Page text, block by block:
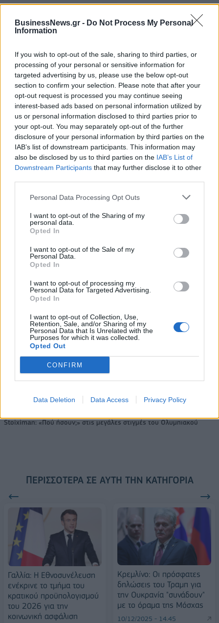
BusinessNews.gr - Do Not Process My Personal
Information
If you wish to opt-out of the sale, sharing to third parties, or
processing of your personal or sensitive information for
targeted advertising by us, please use the below opt-out
section to confirm your selection. Please note that after your
opt-out request is processed you may continue seeing
interest-based ads based on personal information utilized by
us or personal information disclosed to third parties prior to
your opt-out. You may separately opt-out of the further
disclosure of your personal information by third parties on the
IAB’s list of downstream participants. This information may
also be disclosed by us to third parties on the IAB’s List of
Downstream Participants that may further disclose it to other
Personal Data Processing Opt Outs
I want to opt-out of the Sharing of my
personal data.
Opted In
I want to opt-out of the Sale of my
Personal Data.
Opted In
I want to opt-out of processing my
Personal Data for Targeted Advertising.
Opted In
I want to opt-out of Collection, Use,
Retention, Sale, and/or Sharing of my
Personal Data that Is Unrelated with the
Purposes for which it was collected.
Opted Out
CONFIRM
Data Deletion Data Access Privacy Policy
Νέο Audi A2 e-tron με στόχο
την κορυφή της
Η Chery επενδύει 75 εκατ.
δολάρια στην KG Mobility
Το FIAT 500 Hybrid τώρα από 18.990 ευρώ
Θανάσης Σπανούλης: "Θα είμαι
χαρούμενος με ένα μετάλλιο"
Στους Ντένβερ Νάγκετς ο Λόνι
HELLENiQ ENERGY: Κέρδη 393 εκατ. ευρώ στο α' εξάμηνο – Στα 734
εκατ. ευρώ τα EBITDA
Viohalco: Αυξημένος κατά 14%
ο τζίρος στο α' εξάμηνο, στα 4,3
δισ. ευρώ – Στα 446 εκατ. ευρώ
ΥΠΕΘΟΟ: Νέες επενδύσεις 1
Η συμφωνία Arval-Athlon αναδιαμορφώνει την αγορά leasing
VW: Η δύσκολη εξίσωση της
αναδιάρθρωσης
Alpha Bank: Για πρώτη φορά το
Αρχαίο Θέατρο Επιδαύρου
άνοιξε τις πύλες του σε όλους
ESG Report 2025: Πώς η ΑΒ Βασιλόπουλος μετατρέπει τη
Stoiximan: «Πού ήσουν;» στις μεγάλες στιγμές του Ολυμπιακού
ΠΕΡΙΣΣΌΤΕΡΑ ΣΕ ΑΥΤΉ ΤΗΝ ΚΑΤΗΓΟΡΊΑ
Γαλλία: Η Εθνοσυνέλευση
ενέκρινε το τμήμα του
κρατικού προϋπολογισμού
του 2026 για την
κοινωνική ασφάλιση
Κρεμλίνο: Οι πρόσφατες
δηλώσεις του Τραμπ για
την Ουκρανία "συνάδουν"
με το όραμα της Μόσχας
10/12/2025 - 14:45